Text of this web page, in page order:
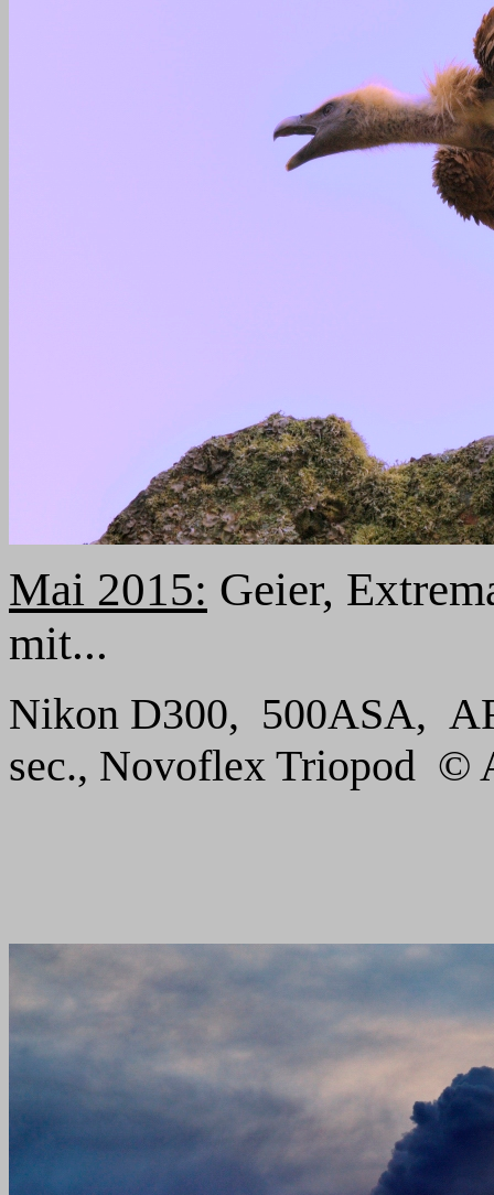
Mai 2015: Geier,
mit...
Nikon D300, 500ASA,
sec., Novoflex Triopod ©